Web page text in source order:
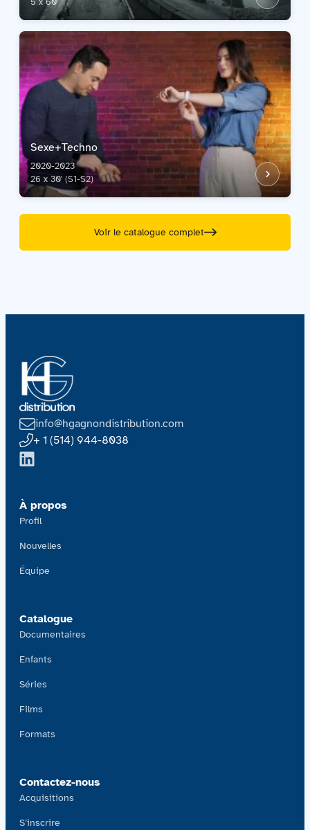
Sexe+Techno
2020-2023
26 x 30' (S1-S2)
Voir le catalogue complet
info@hgagnondistribution.com
+ 1 (514) 944-8038
À propos
Profil
Nouvelles
Équipe
Catalogue
Documentaires
Enfants
Séries
Films
Formats
Contactez-nous
Acquisitions
S’inscrire